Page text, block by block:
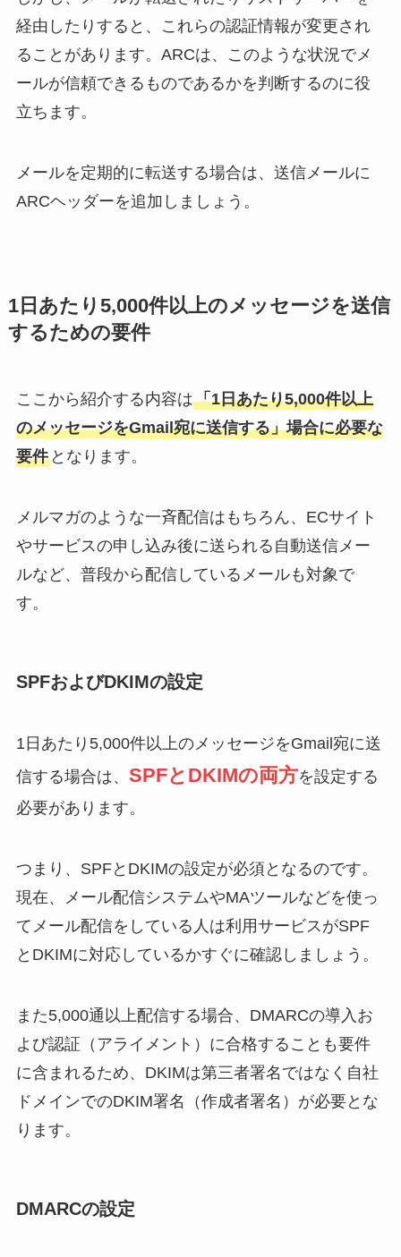
経由したりすると、これらの認証情報が変更され
ることがあります。ARCは、このような状況でメ
ールが信頼できるものであるかを判断するのに役
立ちます。
メールを定期的に転送する場合は、送信メールに
ARCヘッダーを追加しましょう。
1日あたり5,000件以上のメッセージを送信
するための要件
ここから紹介する内容は「1日あたり5,000件以上
のメッセージをGmail宛に送信する」場合に必要な
要件となります。
メルマガのような一斉配信はもちろん、ECサイト
やサービスの申し込み後に送られる自動送信メー
ルなど、普段から配信しているメールも対象で
す。
SPFおよびDKIMの設定
1日あたり5,000件以上のメッセージをGmail宛に送
信する場合は、 SPFとDKIMの両方を設定する
必要があります。
つまり、SPFとDKIMの設定が必須となるのです。
現在、メール配信システムやMAツールなどを使っ
てメール配信をしている人は利用サービスがSPF
とDKIMに対応しているかすぐに確認しましょう。
また5,000通以上配信する場合、DMARCの導入お
よび認証（アライメント）に合格することも要件
に含まれるため、DKIMは第三者署名ではなく自社
ドメインでのDKIM署名（作成者署名）が必要とな
ります。
DMARCの設定